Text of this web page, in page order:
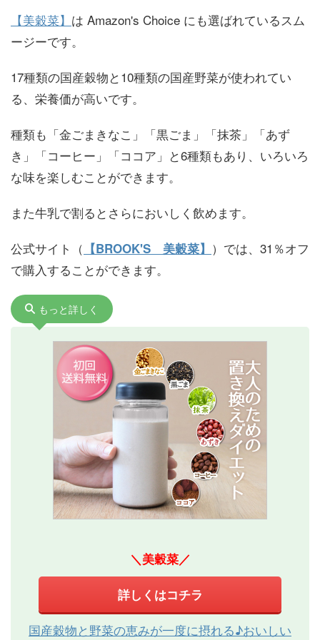
【美穀菜】 は Amazon's Choice にも選ばれているスム
ージーです。
17種類の国産穀物と10種類の国産野菜が使われてい
る、栄養価が高いです。
種類も「金ごまきなこ」「黒ごま」「抹茶」「あず
き」「コーヒー」「ココア」と6種類もあり、いろいろ
な味を楽しむことができます。
また牛乳で割るとさらにおいしく飲めます。
公式サイト（ 【BROOK'S 美穀菜】 ）では、31％オフ
で購入することができます。
もっと詳しく
＼美穀菜／
詳しくはコチラ
国産穀物と野菜の恵みが一度に摂れる♪おいしい